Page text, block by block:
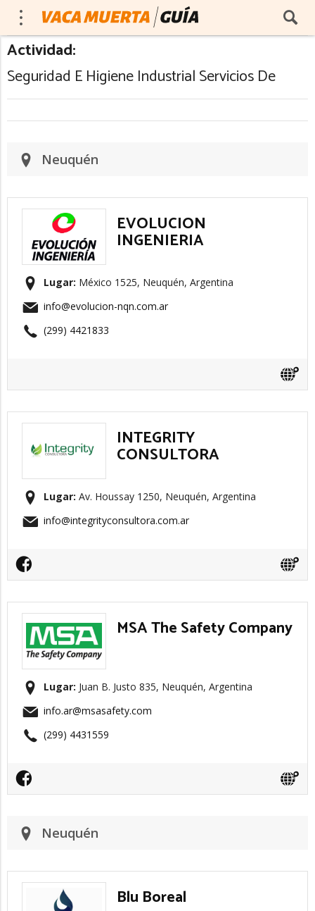
Actividad:
Seguridad E Higiene Industrial Servicios De
Neuquén
EVOLUCION
INGENIERIA
Lugar: México 1525, Neuquén, Argentina
info@evolucion-nqn.com.ar
(299) 4421833
INTEGRITY
CONSULTORA
Lugar: Av. Houssay 1250, Neuquén, Argentina
info@integrityconsultora.com.ar
MSA The Safety Company
Lugar: Juan B. Justo 835, Neuquén, Argentina
info.ar@msasafety.com
(299) 4431559
Neuquén
Blu Boreal